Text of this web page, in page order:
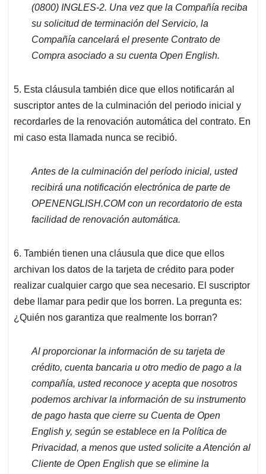
(0800) INGLES-2. Una vez que la Compañía reciba
su solicitud de terminación del Servicio, la
Compañía cancelará el presente Contrato de
Compra asociado a su cuenta Open English.
5. Esta cláusula también dice que ellos notificarán al
suscriptor antes de la culminación del periodo inicial y
recordarles de la renovación automática del contrato. En
mi caso esta llamada nunca se recibió.
Antes de la culminación del período inicial, usted
recibirá una notificación electrónica de parte de
OPENENGLISH.COM con un recordatorio de esta
facilidad de renovación automática.
6. También tienen una cláusula que dice que ellos
archivan los datos de la tarjeta de crédito para poder
realizar cualquier cargo que sea necesario. El suscriptor
debe llamar para pedir que los borren. La pregunta es:
¿Quién nos garantiza que realmente los borran?
Al proporcionar la información de su tarjeta de
crédito, cuenta bancaria u otro medio de pago a la
compañía, usted reconoce y acepta que nosotros
podemos archivar la información de su instrumento
de pago hasta que cierre su Cuenta de Open
English y, según se establece en la Política de
Privacidad, a menos que usted solicite a Atención al
Cliente de Open English que se elimine la